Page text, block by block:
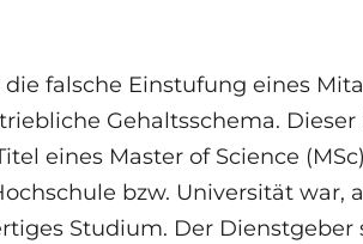
falsche Einstufung eines
Gehaltsschema.
eines Master of Science
bzw. Universität war,
Studium. Der